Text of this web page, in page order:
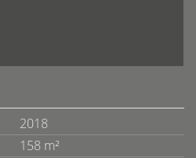
2018
158 m²